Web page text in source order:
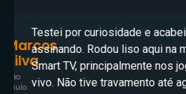
Fernanda
Costa
Belo
Horizonte
Gostei muito da
séries. Foi bem fácil
poucos minutos já
Valeu muito a pena o